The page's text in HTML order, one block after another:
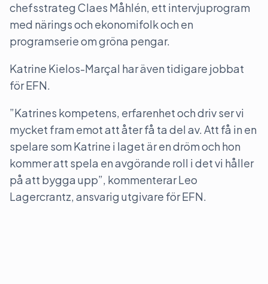
chefsstrateg Claes Måhlén, ett intervjuprogram
med närings och ekonomifolk och en
programserie om gröna pengar.
Katrine Kielos-Marçal har även tidigare jobbat
för EFN.
”Katrines kompetens, erfarenhet och driv ser vi
mycket fram emot att åter få ta del av. Att få in en
spelare som Katrine i laget är en dröm och hon
kommer att spela en avgörande roll i det vi håller
på att bygga upp”, kommenterar Leo
Lagercrantz, ansvarig utgivare för EFN.